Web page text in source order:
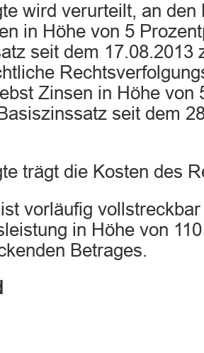
wird verurteilt, an den
in Höhe von 5
seit dem 17.08.2013
Zinsen in Höhe von
seit dem
trägt die Kosten des
vorläufig
in Höhe von
Betrages.